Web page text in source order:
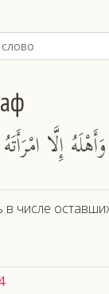
إِلَّا
числе